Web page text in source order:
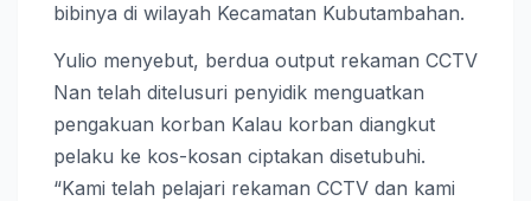
bibinya di wilayah Kecamatan Kubutambahan.
Yulio menyebut, berdua output rekaman CCTV
Nan telah ditelusuri penyidik menguatkan
pengakuan korban Kalau korban diangkut
pelaku ke kos-kosan ciptakan disetubuhi.
“Kami telah pelajari rekaman CCTV dan kami